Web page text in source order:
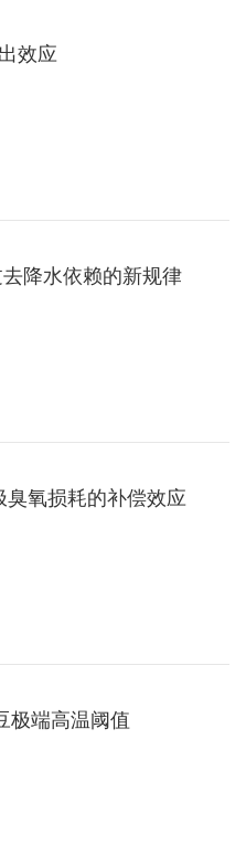
效应
降水依赖的新规律
臭氧损耗的补偿效应
极端高温阈值